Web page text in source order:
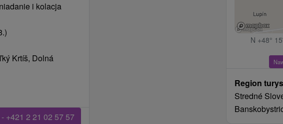
N +48°
Region
Stredné
i kolacja
Krtíš, Dolná
+421 2 21 02 57 57